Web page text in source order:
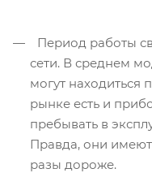
Период работы
сети. В среднем
могут находиться
рынке есть и
пребывать в
Правда, они имеют
разы дороже.